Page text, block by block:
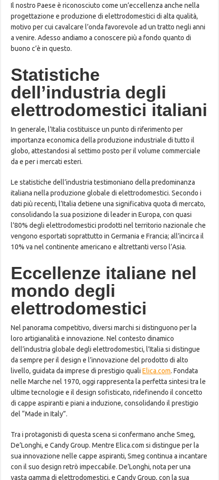
Il nostro Paese è riconosciuto come un’eccellenza anche nella
progettazione e produzione di elettrodomestici di alta qualità,
motivo per cui cavalcare l’onda favorevole ad un tratto negli anni
a venire. Adesso andiamo a conoscere più a fondo quanto di
buono c’è in questo.
Statistiche
dell’industria degli
elettrodomestici italiani
In generale, l’Italia costituisce un punto di riferimento per
importanza economica della produzione industriale di tutto il
globo, attestandosi al settimo posto per il volume commerciale
da e per i mercati esteri.
Le statistiche dell’industria testimoniano della predominanza
italiana nella produzione globale di elettrodomestici. Secondo i
dati più recenti, l’Italia detiene una significativa quota di mercato,
consolidando la sua posizione di leader in Europa, con quasi
l’80% degli elettrodomestici prodotti nel territorio nazionale che
vengono esportati soprattutto in Germania e Francia; all’incirca il
10% va nel continente americano e altrettanti verso l’Asia.
Eccellenze italiane nel
mondo degli
elettrodomestici
Nel panorama competitivo, diversi marchi si distinguono per la
loro artigianalità e innovazione. Nel contesto dinamico
dell’industria globale degli elettrodomestici, l’Italia si distingue
da sempre per il design e l’innovazione del prodotto di alto
livello, guidata da imprese di prestigio qualiElica.com. Fondata
nelle Marche nel 1970, oggi rappresenta la perfetta sintesi tra le
ultime tecnologie e il design sofisticato, ridefinendo il concetto
di cappe aspiranti e piani a induzione, consolidando il prestigio
del “Made in Italy”.
Tra i protagonisti di questa scena si confermano anche Smeg,
De’Longhi, e Candy Group. Mentre Elica.com si distingue per la
sua innovazione nelle cappe aspiranti, Smeg continua a incantare
con il suo design retrò impeccabile. De’Longhi, nota per una
vasta gamma di elettrodomestici, e Candy Group, con la sua